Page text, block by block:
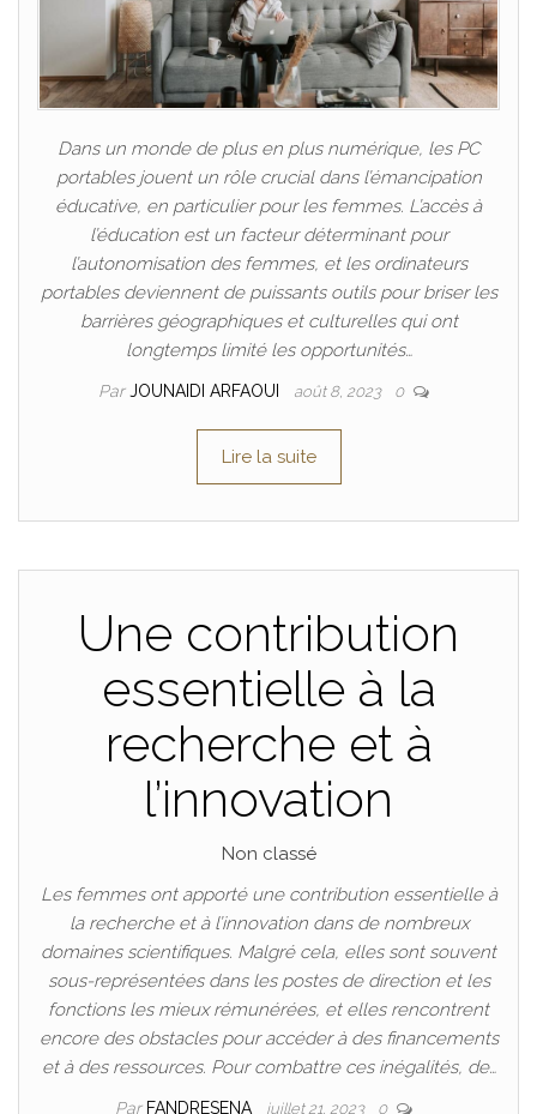
Dans un monde de plus en plus numérique, les PC
portables jouent un rôle crucial dans l’émancipation
éducative, en particulier pour les femmes. L’accès à
l’éducation est un facteur déterminant pour
l’autonomisation des femmes, et les ordinateurs
portables deviennent de puissants outils pour briser les
barrières géographiques et culturelles qui ont
longtemps limité les opportunités…
ParJOUNAIDI ARFAOUI août 8, 2023 0
Lire la suite
Une contribution
essentielle à la
recherche et à
l’innovation
Non classé
Les femmes ont apporté une contribution essentielle à
la recherche et à l’innovation dans de nombreux
domaines scientifiques. Malgré cela, elles sont souvent
sous-représentées dans les postes de direction et les
fonctions les mieux rémunérées, et elles rencontrent
encore des obstacles pour accéder à des financements
et à des ressources. Pour combattre ces inégalités, de…
Par FANDRESENA juillet 21, 2023 0